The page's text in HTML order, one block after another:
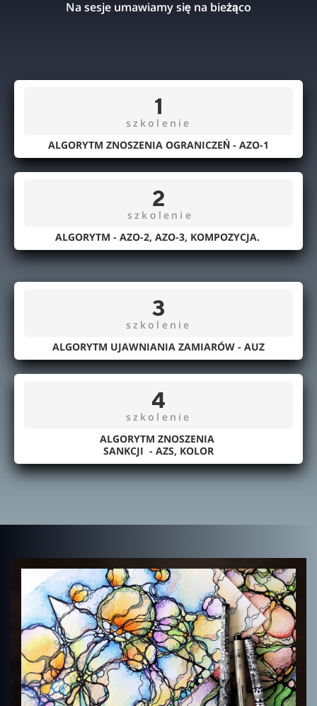
Na sesje umawiamy się na bieżąco
1
szkolenie
ALGORYTM ZNOSZENIA OGRANICZEŃ - AZO-1
2
szkolenie
ALGORYTM - AZO-2, AZO-3, KOMPOZYCJA.
3
szkolenie
ALGORYTM UJAWNIANIA ZAMIARÓW - AUZ
4
szkolenie
ALGORYTM ZNOSZENIA
SANKCJI - AZS, KOLOR